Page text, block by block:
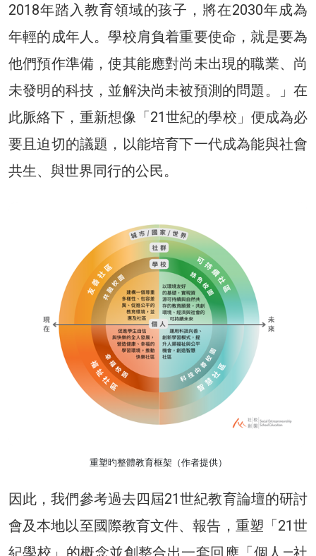
2018年踏入教育領域的孩子，將在2030年成為
年輕的成年人。學校肩負着重要使命，就是要為
他們預作準備，使其能應對尚未出現的職業、尚
未發明的科技，並解決尚未被預測的問題。」在
此脈絡下，重新想像「21世紀的學校」便成為必
要且迫切的議題，以能培育下一代成為能與社會
共生、與世界同行的公民。
重塑旳整體教育框架（作者提供）
因此，我們參考過去四屆21世紀教育論壇的研討
會及本地以至國際教育文件、報告，重塑「21世